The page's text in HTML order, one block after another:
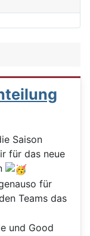
Saison
für das neue
für
Teams das
und Good